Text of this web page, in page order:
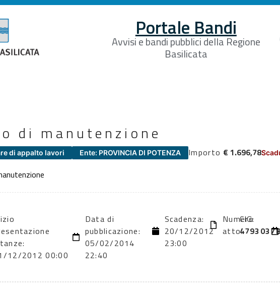
Portale Bandi
Avvisi e bandi pubblici della Regione
Basilicata
di manutenzione
di appalto lavori Ente: PROVINCIA DI POTENZA Importo € 1.696,78
12/2012 00:00
Data di
pubblicazione:
05/02/2014
22:40
Scadenza:
20/12/2012
23:00
Numero
atto:
CIG: